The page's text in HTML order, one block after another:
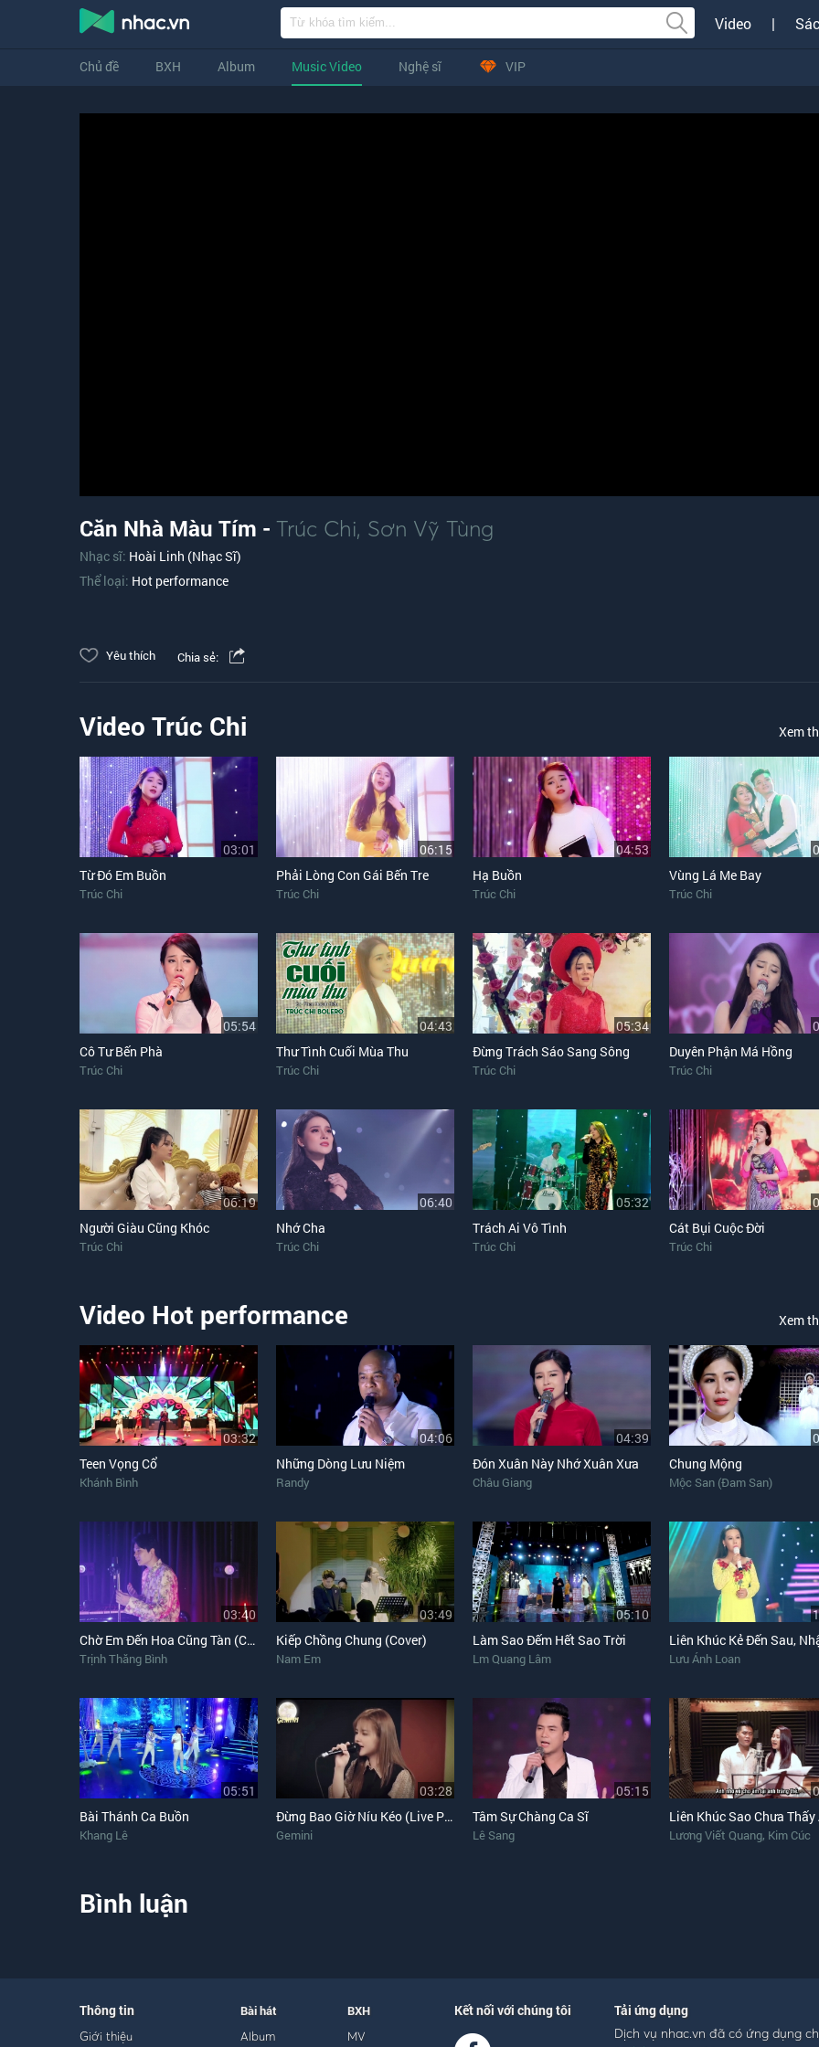
Video |
Chủ đề BXH Album Music Video Nghệ sĩ VIP
Căn Nhà Màu Tím - Trúc Chi, Sơn Vỹ Tùng
Nhạc sĩ: Hoài Linh (Nhạc Sĩ)
Thể loại: Hot performance
Yêu thích Chia sẻ:
Video Trúc Chi Xem
03:01
Từ Đó Em Buồn
Trúc Chi
06:15
Phải Lòng Con Gái Bến Tre
Trúc Chi
04:53
Hạ Buồn
Trúc Chi
Vùng Lá Me Bay
Trúc Chi
05:54
Cô Tư Bến Phà
Trúc Chi
04:43
Thư Tình Cuối Mùa Thu
Trúc Chi
05:34
Đừng Trách Sáo Sang Sông
Trúc Chi
Duyên Phận Má Hồng
Trúc Chi
06:19
Người Giàu Cũng Khóc
Trúc Chi
06:40
Nhớ Cha
Trúc Chi
05:32
Trách Ai Vô Tình
Trúc Chi
Cát Bụi Cuộc Đời
Trúc Chi
Video Hot performance Xem
03:32
Teen Vọng Cổ
Khánh Bình
04:06
Những Dòng Lưu Niệm
Randy
04:39
Đón Xuân Này Nhớ Xuân Xưa
Châu Giang
Chung Mộng
Mộc San (Đam San)
03:40
Chờ Em Đến Hoa Cũng Tàn (Cover)
Trịnh Thăng Bình
03:49
Kiếp Chồng Chung (Cover)
Nam Em
05:10
Làm Sao Đếm Hết Sao Trời
Lm Quang Lâm Lưu Ánh Loan
05:51
Bài Thánh Ca Buồn
Khang Lê
03:28
Đừng Bao Giờ Níu Kéo (Live Piano)
Gemini
05:15
Tâm Sự Chàng Ca Sĩ
Lê Sang Lương Viết Quang, Kim Cúc
Bình luận
Thông tin
Giới thiệu
Bài hát
Album
BXH
MV
Kết nối với chúng tôi Tải ứng dụng
Dịch vụ nhac.vn đã có ứng dụng